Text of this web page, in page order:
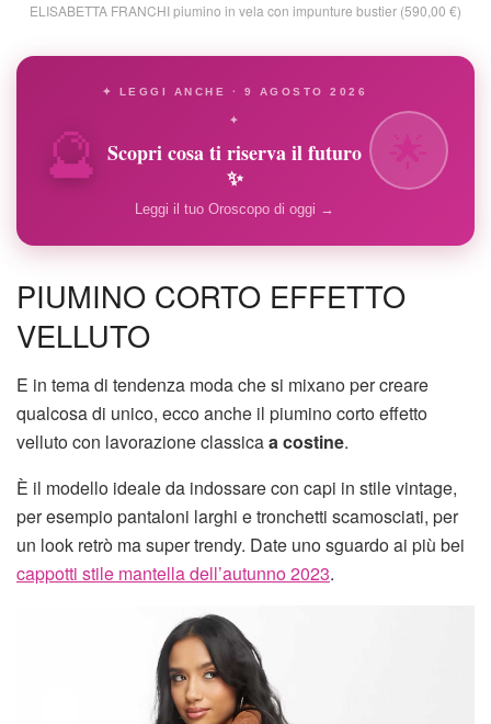
ELISABETTA FRANCHI piumino in vela con impunture bustier (590,00 €)
🔮
✦ LEGGI ANCHE · 9 AGOSTO 2026
✦
Scopri cosa ti riserva il futuro
✨
Leggi il tuo Oroscopo di oggi →
PIUMINO CORTO EFFETTO
VELLUTO
E in tema di tendenza moda che si mixano per creare
qualcosa di unico, ecco anche il piumino corto effetto
velluto con lavorazione classicaa costine.
È il modello ideale da indossare con capi in stile vintage,
per esempio pantaloni larghi e tronchetti scamosciati, per
un look retrò ma super trendy. Date uno sguardo ai più bei
cappotti stile mantella dell’autunno 2023.